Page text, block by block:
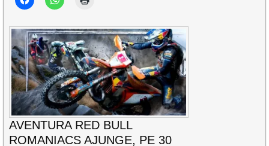
AVENTURA RED BULL
ROMANIACS AJUNGE, PE 30